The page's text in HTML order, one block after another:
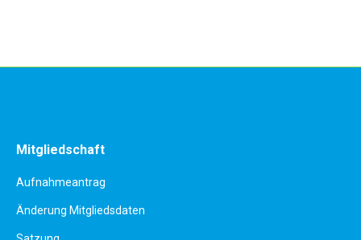
Mitgliedschaft
Aufnahmeantrag
Änderung Mitgliedsdaten